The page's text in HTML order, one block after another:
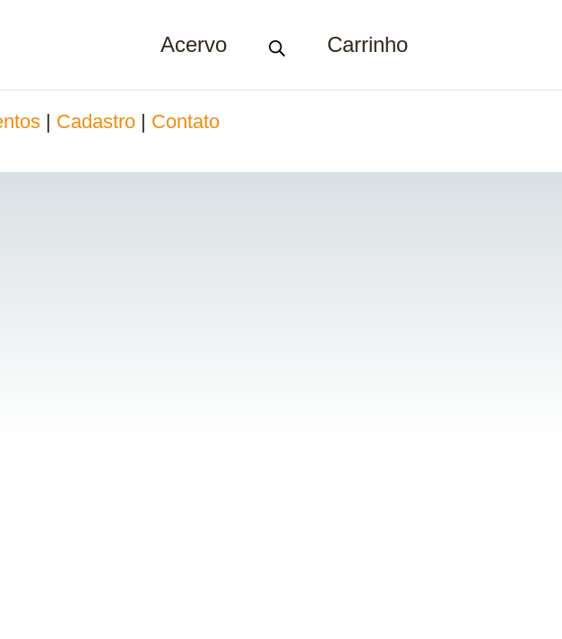
Acervo Carrinho
Cadastro Contato